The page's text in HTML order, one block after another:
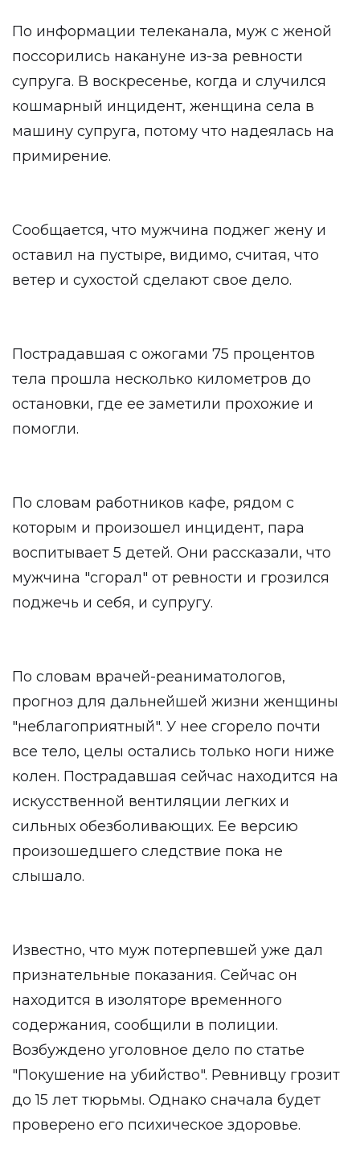
По информации телеканала, муж с женой
поссорились накануне из-за ревности
супруга. В воскресенье, когда и случился
кошмарный инцидент, женщина села в
машину супруга, потому что надеялась на
примирение.
Сообщается, что мужчина поджег жену и
оставил на пустыре, видимо, считая, что
ветер и сухостой сделают свое дело.
Пострадавшая с ожогами 75 процентов
тела прошла несколько километров до
остановки, где ее заметили прохожие и
помогли.
По словам работников кафе, рядом с
которым и произошел инцидент, пара
воспитывает 5 детей. Они рассказали, что
мужчина "сгорал" от ревности и грозился
поджечь и себя, и супругу.
По словам врачей-реаниматологов,
прогноз для дальнейшей жизни женщины
"неблагоприятный". У нее сгорело почти
все тело, целы остались только ноги ниже
колен. Пострадавшая сейчас находится на
искусственной вентиляции легких и
сильных обезболивающих. Ее версию
произошедшего следствие пока не
слышало.
Известно, что муж потерпевшей уже дал
признательные показания. Сейчас он
находится в изоляторе временного
содержания, сообщили в полиции.
Возбуждено уголовное дело по статье
"Покушение на убийство". Ревнивцу грозит
до 15 лет тюрьмы. Однако сначала будет
проверено его психическое здоровье.